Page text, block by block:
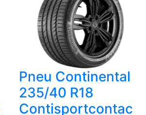
Pneu Continental
235/40 R18
Contisportcontac